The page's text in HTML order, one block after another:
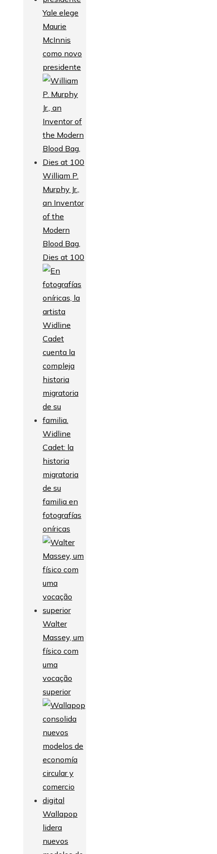
Yale elege
Maurie
McInnis
como novo
presidente
William P.
Murphy Jr.,
an Inventor
of the
Modern
Blood Bag,
Dies at 100
Widline
Cadet: la
historia
migratoria
de su
familia en
fotografías
oníricas
Walter
Massey, um
físico com
uma
vocação
superior
Wallapop
lidera
nuevos